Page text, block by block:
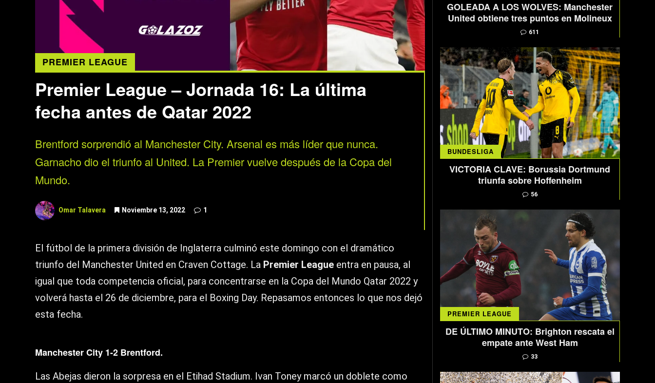
PREMIER LEAGUE
Premier League – Jornada 16: La última
fecha antes de Qatar 2022
Brentford sorprendió al Manchester City. Arsenal es más líder que nunca.
Garnacho dio el triunfo al United. La Premier vuelve después de la Copa del
Mundo.
Omar Talavera Noviembre 13, 2022 1
El fútbol de la primera división de Inglaterra culminó este domingo con el dramático
triunfo del Manchester United en Craven Cottage. La Premier League entra en pausa, al
igual que toda competencia oficial, para concentrarse en la Copa del Mundo Qatar 2022 y
volverá hasta el 26 de diciembre, para el Boxing Day. Repasamos entonces lo que nos dejó
esta fecha.
Manchester City 1-2 Brentford.
Las Abejas dieron la sorpresa en el Etihad Stadium. Ivan Toney marcó un doblete como
GOLEADA A LOS WOLVES: Manchester
United obtiene tres puntos en Molineux
611
BUNDESLIGA
VICTORIA CLAVE: Borussia Dortmund
triunfa sobre Hoffenheim
56
PREMIER LEAGUE
DE ÚLTIMO MINUTO: Brighton rescata el
empate ante West Ham
33